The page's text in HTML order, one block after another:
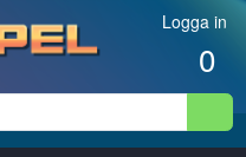
Logga in
0